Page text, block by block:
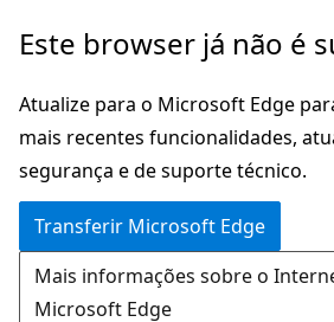
Saltar
o
conteúdo
principal
Saltar
a
navegação
na
página
Este browser já não é
Atualize para o Microsoft Edge
mais recentes funcionalidades,
segurança e de suporte técnico.
Transferir Microsoft Edge
Mais informações sobre o
Microsoft Edge